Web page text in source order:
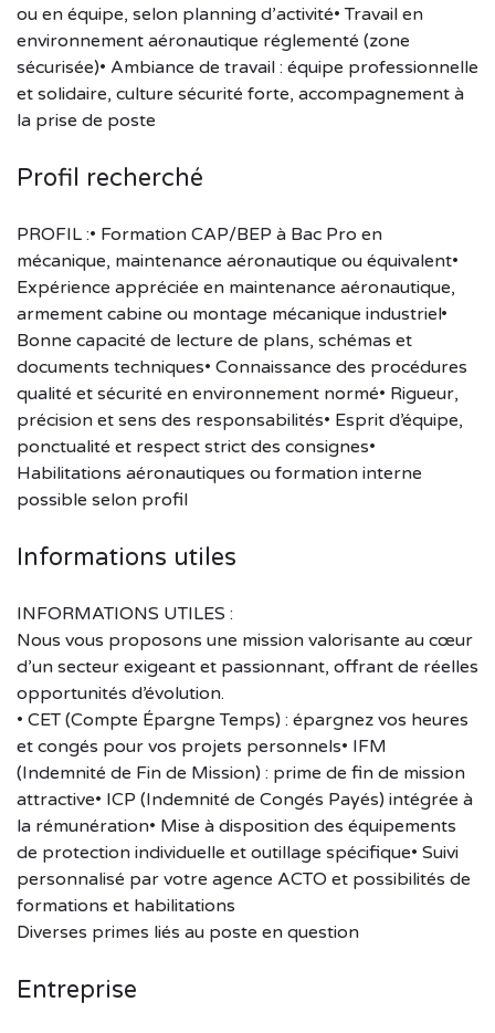
ou en équipe, selon planning d’activité• Travail en
environnement aéronautique réglementé (zone
sécurisée)• Ambiance de travail : équipe professionnelle
et solidaire, culture sécurité forte, accompagnement à
la prise de poste
Profil recherché
PROFIL :• Formation CAP/BEP à Bac Pro en
mécanique, maintenance aéronautique ou équivalent•
Expérience appréciée en maintenance aéronautique,
armement cabine ou montage mécanique industriel•
Bonne capacité de lecture de plans, schémas et
documents techniques• Connaissance des procédures
qualité et sécurité en environnement normé• Rigueur,
précision et sens des responsabilités• Esprit d’équipe,
ponctualité et respect strict des consignes•
Habilitations aéronautiques ou formation interne
possible selon profil
Informations utiles
INFORMATIONS UTILES :
Nous vous proposons une mission valorisante au cœur
d’un secteur exigeant et passionnant, offrant de réelles
opportunités d’évolution.
• CET (Compte Épargne Temps) : épargnez vos heures
et congés pour vos projets personnels• IFM
(Indemnité de Fin de Mission) : prime de fin de mission
attractive• ICP (Indemnité de Congés Payés) intégrée à
la rémunération• Mise à disposition des équipements
de protection individuelle et outillage spécifique• Suivi
personnalisé par votre agence ACTO et possibilités de
formations et habilitations
Diverses primes liés au poste en question
Entreprise